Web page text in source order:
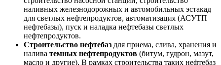
наливных железнодорожных и автомобильных эстакад
для светлых нефтепродуктов, автоматизация (АСУТП
нефтебазы), пуск и наладка нефтебазы светлых
нефтепродуктов.
Строительство нефтебаз для приема, слива, хранения и
налива темных нефтепродуктов (битум, гудрон, мазут,
масло и другие). В рамках строительства таких нефтебаз